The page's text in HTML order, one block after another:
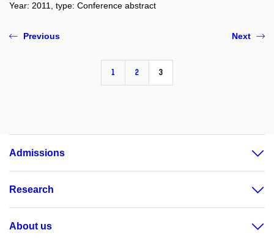
Year: 2011, type: Conference abstract
Previous
1 2 3
Next
Admissions
Research
About us